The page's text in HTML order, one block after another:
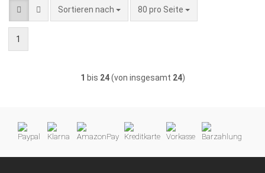
Blumenhalter
Wandkorb Sebino
Sortieren nach
Sortieren nach 80 pro Seite
pro Seite
1
1 bis 24(von insgesamt 24)